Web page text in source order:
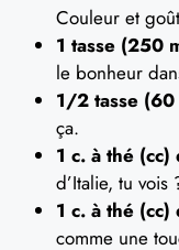
Couleur et
1 tasse (250
le bonheur
1/2 tasse (60
ça.
1 c. à thé (cc)
d’Italie, tu vois
1 c. à thé (cc)
comme une